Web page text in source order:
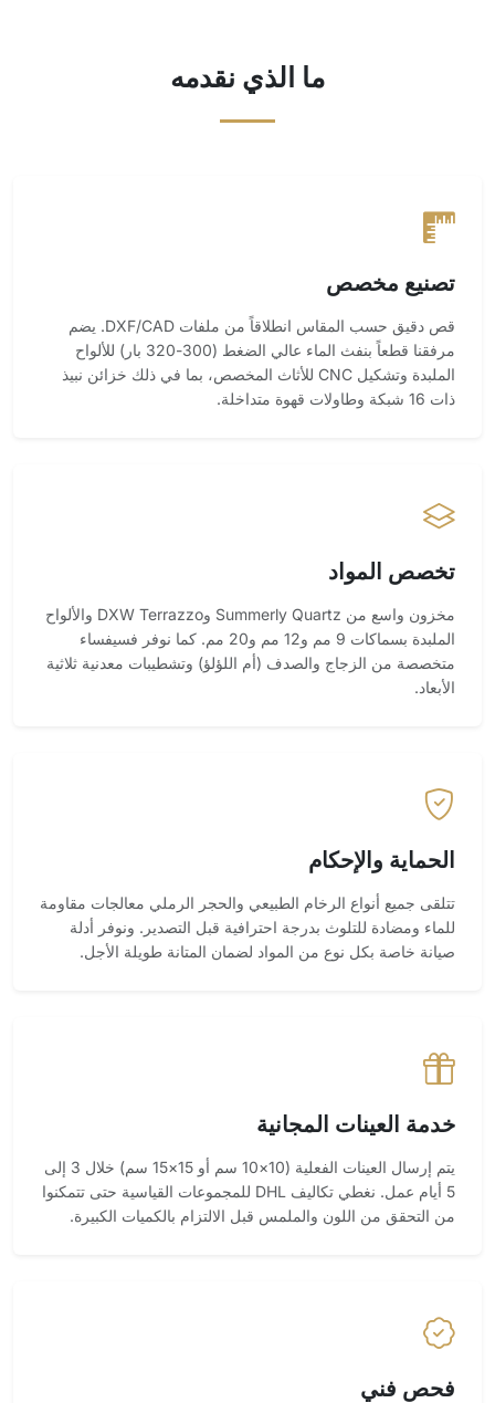
ما الذي نقدمه
تصنيع مخصص
قص دقيق حسب المقاس انطلاقاً من ملفات DXF/CAD. يضم
مرفقنا قطعاً بنفث الماء عالي الضغط (300-320 بار) للألواح
الملبدة وتشكيل CNC للأثاث المخصص، بما في ذلك خزائن نبيذ
ذات 16 شبكة وطاولات قهوة متداخلة.
تخصص المواد
مخزون واسع من Summerly Quartz وDXW Terrazzo والألواح
الملبدة بسماكات 9 مم و12 مم و20 مم. كما نوفر فسيفساء
متخصصة من الزجاج والصدف (أم اللؤلؤ) وتشطيبات معدنية ثلاثية
الأبعاد.
الحماية والإحكام
تتلقى جميع أنواع الرخام الطبيعي والحجر الرملي معالجات مقاومة
للماء ومضادة للتلوث بدرجة احترافية قبل التصدير. ونوفر أدلة
صيانة خاصة بكل نوع من المواد لضمان المتانة طويلة الأجل.
خدمة العينات المجانية
يتم إرسال العينات الفعلية (10×10 سم أو 15×15 سم) خلال 3 إلى
5 أيام عمل. نغطي تكاليف DHL للمجموعات القياسية حتى تتمكنوا
من التحقق من اللون والملمس قبل الالتزام بالكميات الكبيرة.
فحص فني